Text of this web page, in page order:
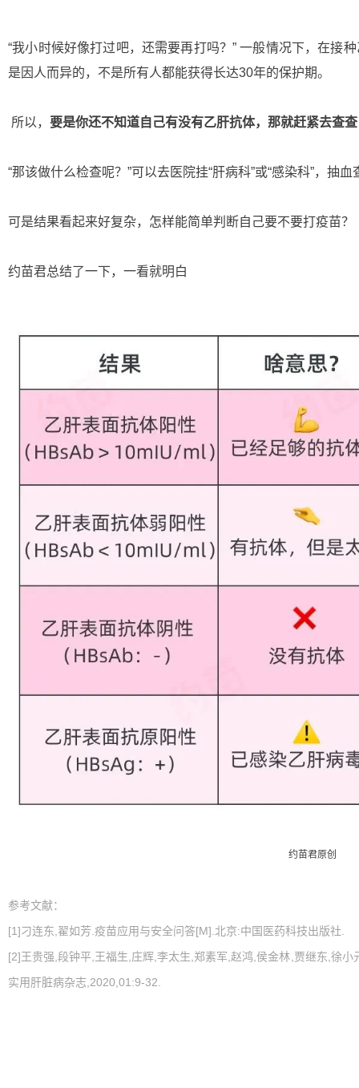
“我小时候好像打过吧，还需要再打吗？” 一般情况下，在接
是因人而异的，不是所有人都能获得长达30年的保护期。
所以， 要是你还不知道自己有没有乙肝抗体，那就赶紧去查查
“那该做什么检查呢？”可以去医院挂“肝病科”或“感染科”，抽血
可是结果看起来好复杂，怎样能简单判断自己要不要打疫苗？
约苗君总结了一下，一看就明白
约苗君原创
参考文献：
[1]刁连东,翟如芳.疫苗应用与安全问答[M].北京:中国医药科技出版社.
[2]王贵强,段钟平,王福生,庄辉,李太生,郑素军,赵鸿,侯金林,贾继东,徐
实用肝脏病杂志,2020,01:9-32.